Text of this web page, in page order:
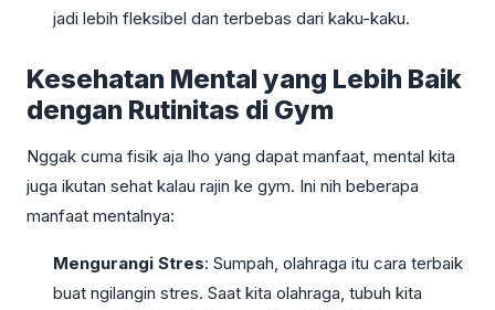
jadi lebih fleksibel dan terbebas dari kaku-kaku.
Kesehatan Mental yang Lebih Baik
dengan Rutinitas di Gym
Nggak cuma fisik aja lho yang dapat manfaat, mental kita
juga ikutan sehat kalau rajin ke gym. Ini nih beberapa
manfaat mentalnya:
Mengurangi Stres: Sumpah, olahraga itu cara terbaik
buat ngilangin stres. Saat kita olahraga, tubuh kita